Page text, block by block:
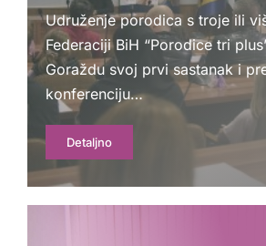
Udruženje porodica s troje ili
Federaciji BiH “Porodice tri
Goraždu svoj prvi sastanak i
konferenciju…
Detaljno